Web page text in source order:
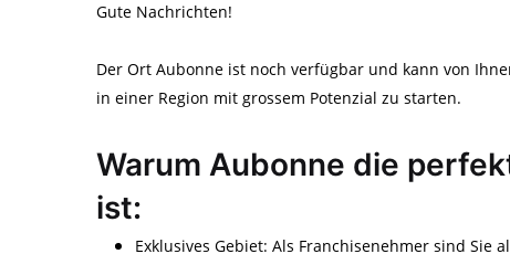
Gute Nachrichten!
Der Ort Aubonne ist noch verfügbar und kann von
in einer Region mit grossem Potenzial zu starten.
Warum Aubonne die
ist:
Exklusives Gebiet: Als Franchisenehmer sind Sie